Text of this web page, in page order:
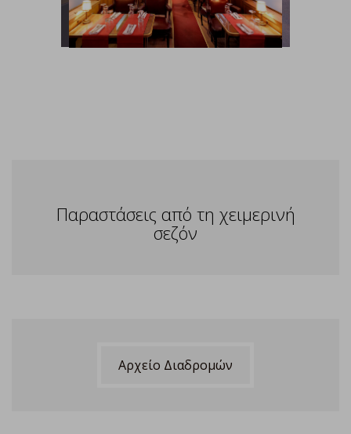
Παραστάσεις από τη χειμερινή
σεζόν
Αρχείο Διαδρομών